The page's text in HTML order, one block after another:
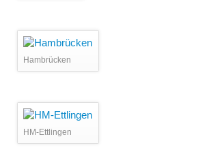
Hambrücken
HM-Ettlingen